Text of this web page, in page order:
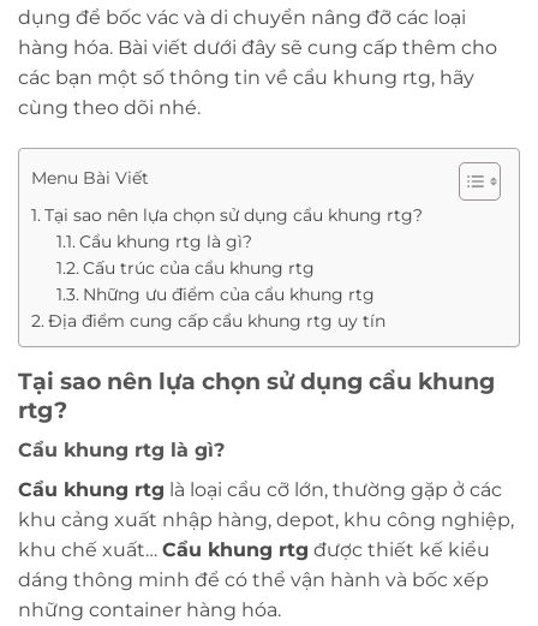
dụng để bốc vác và di chuyển nâng đỡ các loại
hàng hóa. Bài viết dưới đây sẽ cung cấp thêm cho
các bạn một số thông tin về cẩu khung rtg, hãy
cùng theo dõi nhé.
Menu Bài Viết
Tại sao nên lựa chọn sử dụng cẩu khung rtg?
Cẩu khung rtg là gì?
Cấu trúc của cẩu khung rtg
Những ưu điểm của cẩu khung rtg
Địa điểm cung cấp cẩu khung rtg uy tín
Tại sao nên lựa chọn sử dụng cẩu khung
rtg?
Cẩu khung rtg là gì?
Cẩu khung rtg là loại cẩu cỡ lớn, thường gặp ở các
khu cảng xuất nhập hàng, depot, khu công nghiệp,
khu chế xuất… Cẩu khung rtg được thiết kế kiểu
dáng thông minh để có thể vận hành và bốc xếp
những container hàng hóa.